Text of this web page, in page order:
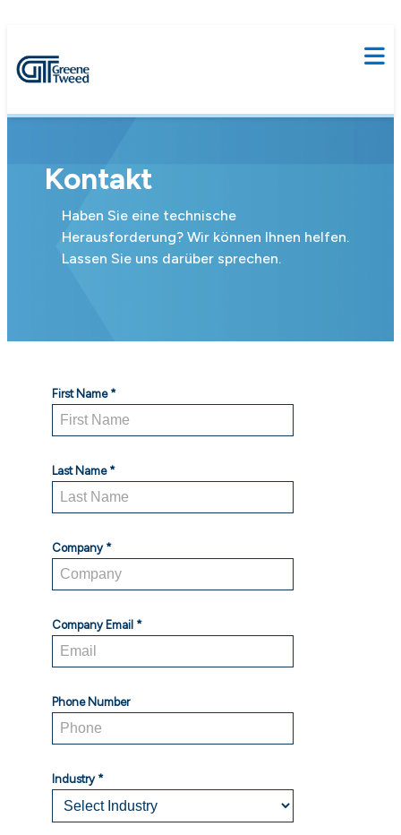
Kontakt
Haben Sie eine technische
Herausforderung? Wir können Ihnen helfen.
Lassen Sie uns darüber sprechen.